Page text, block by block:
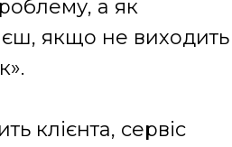
а як
якщо не виходить
клієнта, сервіс